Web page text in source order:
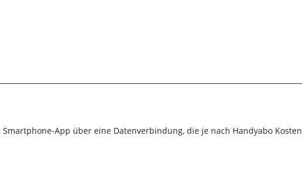
App über eine Datenverbindung, die je nach Handyabo Kosten